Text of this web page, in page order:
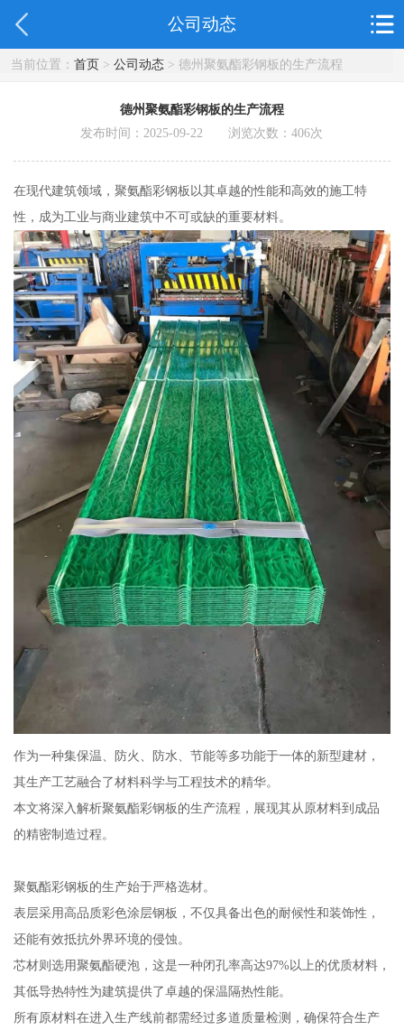
公司动态
当前位置： 首页> 公司动态> 德州聚氨酯彩钢板的生产流程
德州聚氨酯彩钢板的生产流程
发布时间：2025-09-22 浏览次数：406次
在现代建筑领域，聚氨酯彩钢板以其卓越的性能和高效的施工特
性，成为工业与商业建筑中不可或缺的重要材料。
作为一种集保温、防火、防水、节能等多功能于一体的新型建材，
其生产工艺融合了材料科学与工程技术的精华。
本文将深入解析聚氨酯彩钢板的生产流程，展现其从原材料到成品
的精密制造过程。
聚氨酯彩钢板的生产始于严格选材。
表层采用高品质彩色涂层钢板，不仅具备出色的耐候性和装饰性，
还能有效抵抗外界环境的侵蚀。
芯材则选用聚氨酯硬泡，这是一种闭孔率高达97%以上的优质材料，
其低导热特性为建筑提供了卓越的保温隔热性能。
所有原材料在进入生产线前都需经过多道质量检测，确保符合生产